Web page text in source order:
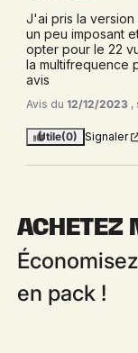
J'ai pris la
un peu imposant
opter pour le 22
la multifrequence
avis
Avis du12/12/2023 ,
Utile(0) Signaler
ACHETEZ
en pack !